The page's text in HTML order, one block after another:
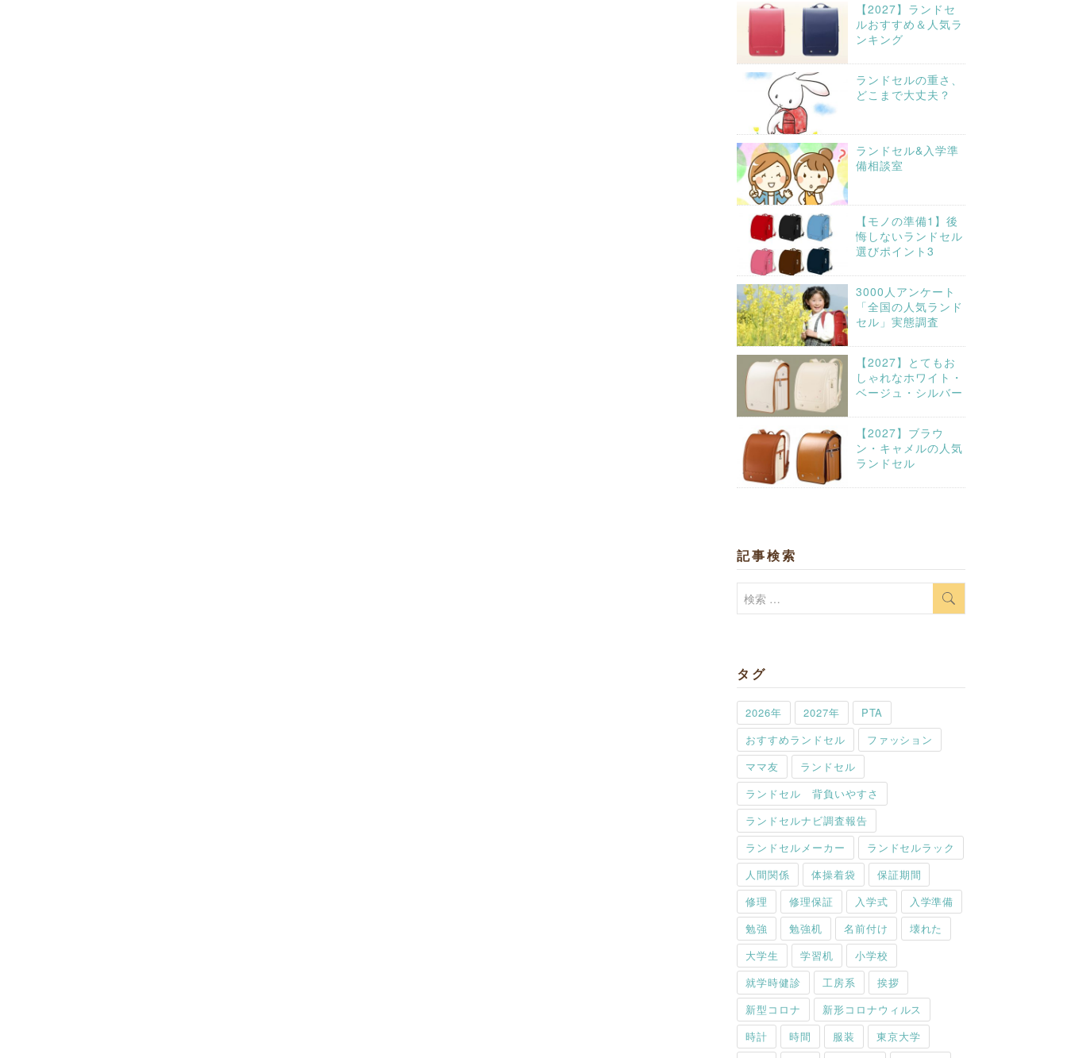
【2027】ランドセ
ルおすすめ＆人気ラ
ンキング
ランドセルの重さ、
どこまで大丈夫？
ランドセル&入学準
備相談室
【モノの準備1】後
悔しないランドセル
選びポイント3
3000人アンケート
「全国の人気ランド
セル」実態調査
【2027】とてもお
しゃれなホワイト・
ベージュ・シルバー
【2027】ブラウ
ン・キャメルの人気
ランドセル
記事検索
検
タグ
2026年 2027年
PTA
おすすめランドセル
ファッション
ママ友
ランドセル
ランドセル 背負いやすさ
ランドセルナビ調査報告
ランドセルメーカー
ランドセルラック
人間関係
体操着袋
保証期間
修理
修理保証 入学式
入学準備
勉強
勉強机 名前付け
壊れた
大学生
学習机
小学校
就学時健診
工房系
挨拶
新型コロナ
新形コロナウィルス
時計
時間 服装
東京大学